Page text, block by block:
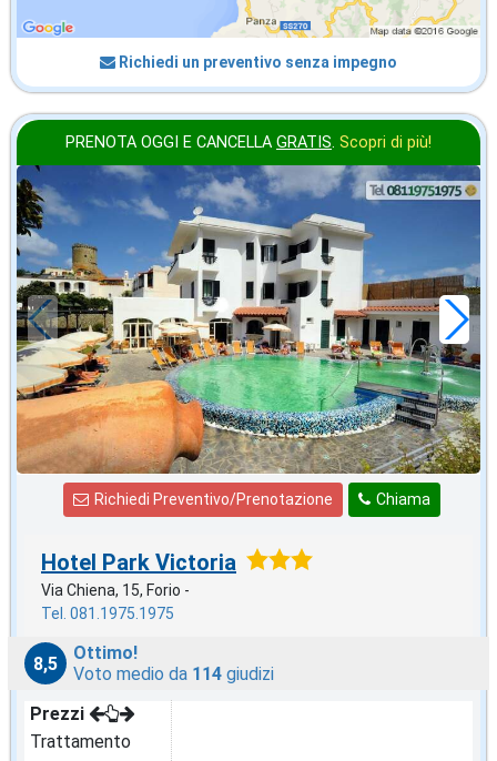
Richiedi un preventivo senza impegno
PRENOTA OGGI E CANCELLA GRATIS. Scopri di più!
novembre
in offerta da
€55,00
a notte
Chiama
Richiedi Preventivo/Prenotazione
Hotel Park Victoria
Via Chiena, 15, Forio -
Tel. 081.1975.1975
8,5
Ottimo!
Voto medio da 114 giudizi
Prezzi
Trattamento